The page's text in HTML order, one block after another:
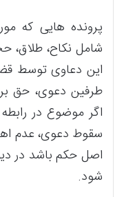
پرونده هایی که
شامل نکاح،
این دعاوی توسط
طرفین دعوی، حق
اگر موضوع در رابطه
سقوط دعوی، عدم
اصل حکم باشد در
شود.